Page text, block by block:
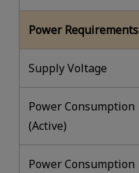
Power Requirements
Supply Voltage
Power Consumption
(Active)
Power Consumption